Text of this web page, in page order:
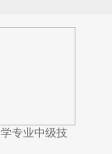
专业中级技